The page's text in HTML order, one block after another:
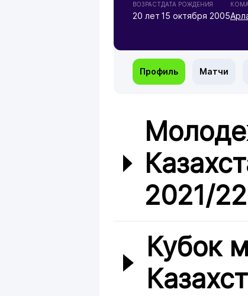
ВОЗРАСТ
20 лет
ДАТА РОЖДЕНИЯ
15 октября 2005
Профиль Матчи
2021/22
Кубок